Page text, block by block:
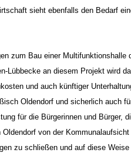
sieht ebenfalls den Bedarf
zum Bau einer Multifunktionshalle
Lübbecke an diesem Projekt wird
und auch künftiger
Oldendorf und sicherlich auch
für die Bürgerinnen und Bürger,
von der
zu schließen und auf diese